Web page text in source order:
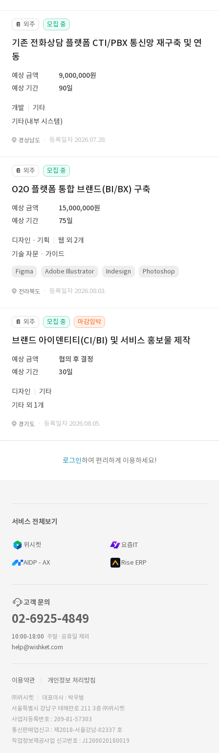
📔 외주 모집 중
기존 전화상담 플랫폼 CTI/PBX 통신망 재구축 및 연
동
예상 금액
9,000,000원
예상 기간
90일
개발
기타
기타(내부 시스템)
경상남도 · 등록일자 2026.07.28.
📔 외주 모집 중
O2O 플랫폼 통합 브랜드(BI/BX) 구축
예상 금액
15,000,000원
예상 기간
75일
디자인 · 기획
웹 외 2개
기술 자문ㆍ가이드
Figma Adobe Illustrator Indesign Photoshop
전라북도 · 등록일자 2026.08.03.
📔 외주 모집 중 마감임박
브랜드 아이덴티티(CI/BI) 및 서비스 홍보물 제작
예상 금액
협의 후 결정
예상 기간
30일
디자인
기타
기타 외 1개
경기도 · 등록일자 2026.08.05.
로그인하여 편리하게 이용하세요!
서비스 전체보기
위시켓 요즘IT
AIDP - AX Rise ERP
고객 문의
02-6925-4849
10:00-18:00 주말·공휴일 제외
help@wishket.com
이용약관 개인정보 처리방침
㈜위시켓
대표이사 : 박우범
서울특별시 강남구 테헤란로 211 3층 ㈜위시켓
사업자등록번호 : 209-81-57303
통신판매업신고 : 제2018-서울강남-02337 호
직업정보제공사업 신고번호 : J1200020180019